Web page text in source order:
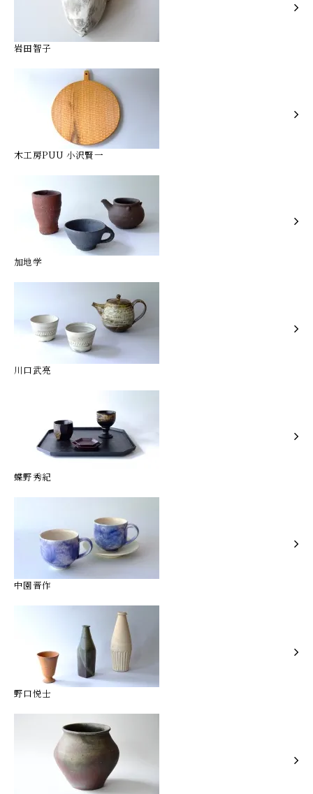
岩田智子
木工房PUU 小沢賢一
加地学
川口武亮
蝶野秀紀
中園晋作
野口悦士